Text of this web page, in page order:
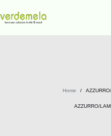
Home /
AZZURRO/